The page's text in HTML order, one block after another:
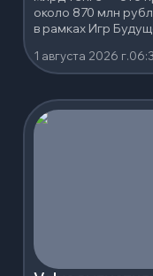
около 870 млн
в рамках Игр
1 августа 2026 г.